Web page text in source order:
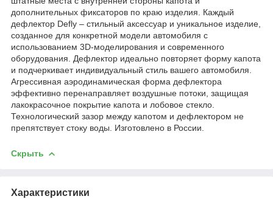
дополнительных фиксаторов по краю изделия. Каждый
дефлектор Defly – стильный аксессуар и уникальное изделие,
созданное для конкретной модели автомобиля с
использованием 3D-моделирования и современного
оборудования. Дефлектор идеально повторяет форму капота
и подчеркивает индивидуальный стиль вашего автомобиля.
Агрессивная аэродинамическая форма дефлектора
эффективно перенаправляет воздушные потоки, защищая
лакокрасочное покрытие капота и лобовое стекло.
Технологический зазор между капотом и дефлектором не
препятствует стоку воды. Изготовлено в России.
Скрыть
Характеристики